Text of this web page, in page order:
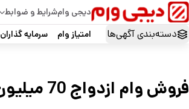
دیجی وامشرایط و ضوابط
دسته‌بندی آگهی‌ها
امتیاز وام سرمایه گذاران
فروش وام ازدواج 70 میلیون تومانی در ارومیه